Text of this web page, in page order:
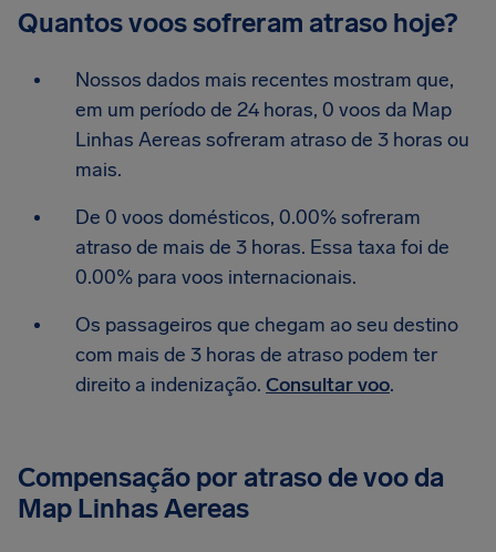
Quantos voos sofreram atraso hoje?
Nossos dados mais recentes mostram que,
em um período de 24 horas, 0 voos da Map
Linhas Aereas sofreram atraso de 3 horas ou
mais.
De 0 voos domésticos, 0.00% sofreram
atraso de mais de 3 horas. Essa taxa foi de
0.00% para voos internacionais.
Os passageiros que chegam ao seu destino
com mais de 3 horas de atraso podem ter
direito a indenização. Consultar voo.
Compensação por atraso de voo da
Map Linhas Aereas